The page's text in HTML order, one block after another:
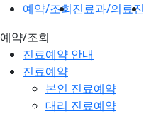
예약/조회진료과/의료진
예약/조회
진료예약 안내
진료예약
본인 진료예약
대리 진료예약